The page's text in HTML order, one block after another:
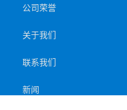
公司荣誉
关于我们
联系我们
新闻